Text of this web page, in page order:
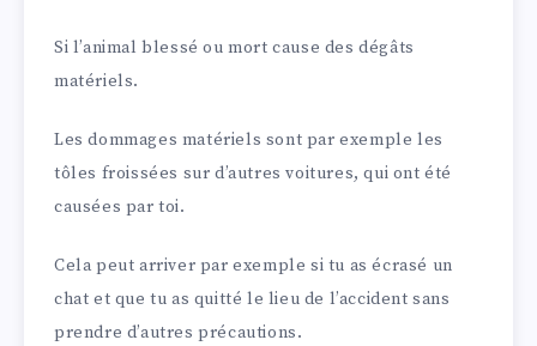
Si l’animal blessé ou mort cause des dégâts
matériels.
Les dommages matériels sont par exemple les
tôles froissées sur d’autres voitures, qui ont été
causées par toi.
Cela peut arriver par exemple si tu as écrasé un
chat et que tu as quitté le lieu de l’accident sans
prendre d’autres précautions.